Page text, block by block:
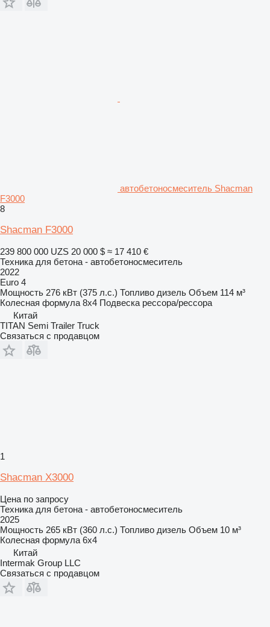
автобетоносмеситель Shacman
F3000
8
Shacman F3000
239 800 000 UZS 20 000 $ ≈ 17 410 €
Техника для бетона - автобетоносмеситель
2022
Euro 4
Мощность 276 кВт (375 л.с.) Топливо дизель Объем 114 м³
Колесная формула 8x4 Подвеска рессора/рессора
Китай
TITAN Semi Trailer Truck
Связаться с продавцом
1
Shacman X3000
Цена по запросу
Техника для бетона - автобетоносмеситель
2025
Мощность 265 кВт (360 л.с.) Топливо дизель Объем 10 м³
Колесная формула 6x4
Китай
Intermak Group LLC
Связаться с продавцом